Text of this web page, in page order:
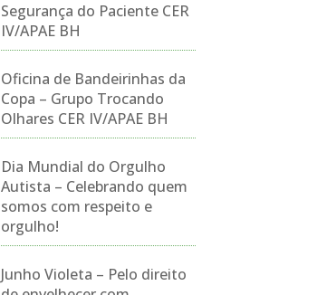
Segurança do Paciente CER
IV/APAE BH
Oficina de Bandeirinhas da
Copa – Grupo Trocando
Olhares CER IV/APAE BH
Dia Mundial do Orgulho
Autista – Celebrando quem
somos com respeito e
orgulho!
Junho Violeta – Pelo direito